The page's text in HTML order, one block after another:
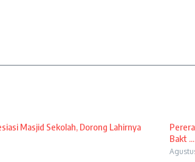
Masjid Sekolah, Dorong Lahirnya
Bakt ...